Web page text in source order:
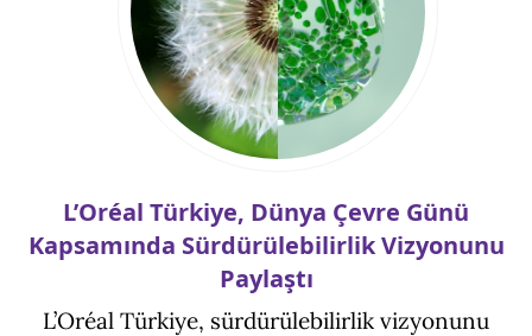
L’Oréal Türkiye, Dünya Çevre Günü
Kapsamında Sürdürülebilirlik Vizyonunu
Paylaştı
L’Oréal Türkiye, sürdürülebilirlik vizyonunu